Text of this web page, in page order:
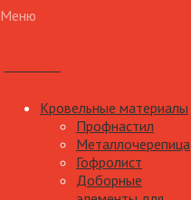
Меню
Кровельные материалы
Профнастил
Металлочерепица
Гофролист
Доборные